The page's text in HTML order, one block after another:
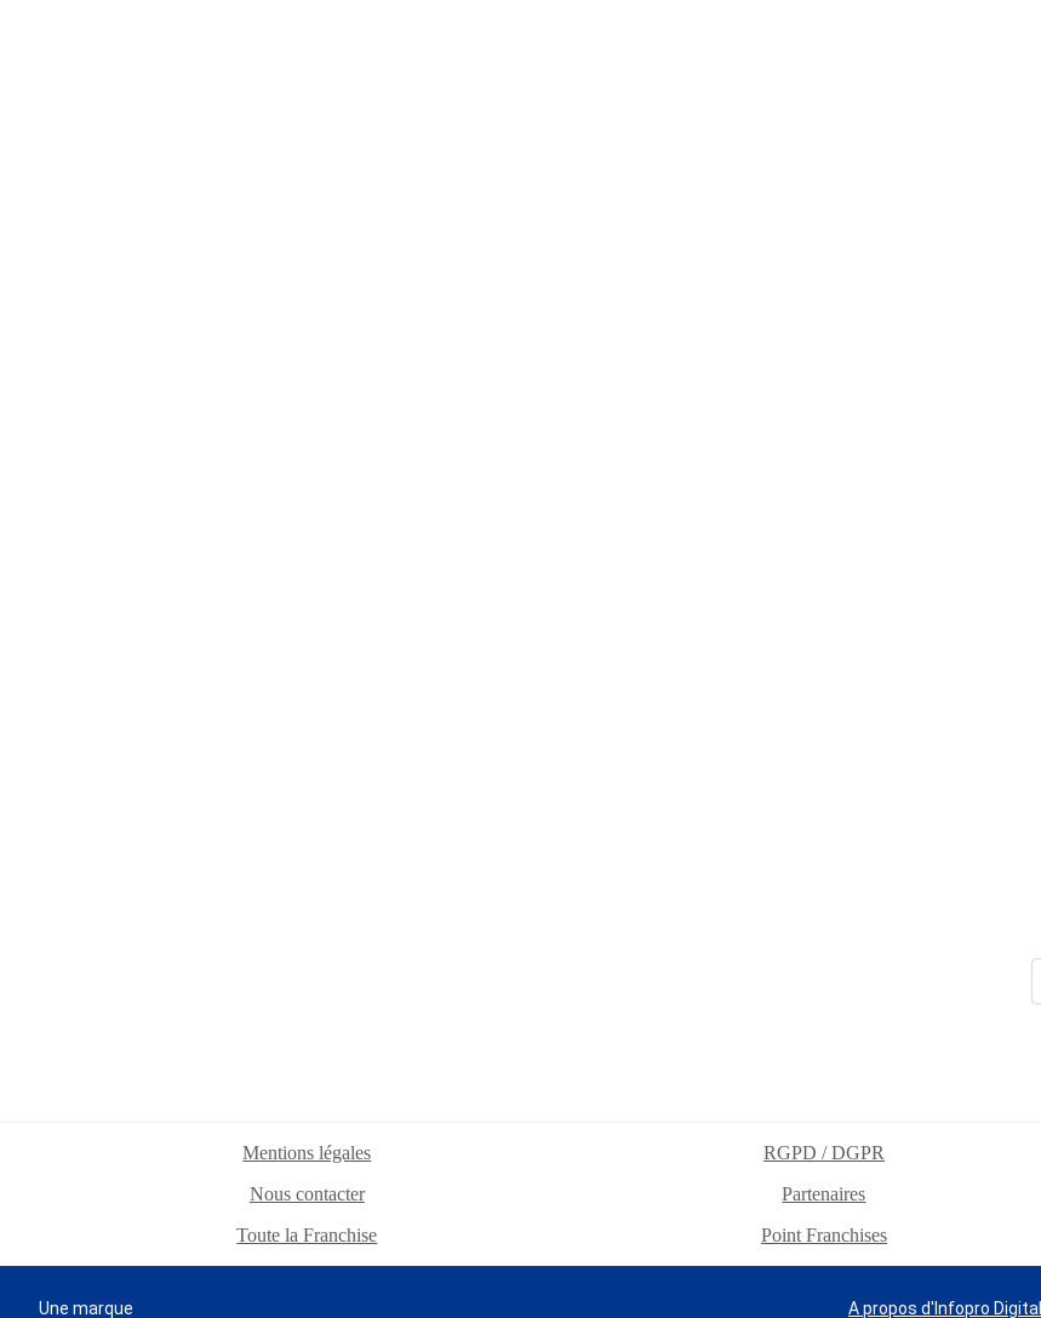
Mentions légales RGPD / DGPR
Nous contacter
Partenaires
Toute la Franchise
Point Franchises
Une marque A propos d'Infopro Digital